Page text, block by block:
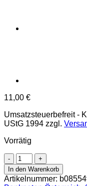
11,00 €
Umsatzsteuerbefreit -
UStG 1994 zzgl.
Vorrätig
Österr.Nationalbank
-
100
Schilling
In den Warenkorb
Artikelnummer: